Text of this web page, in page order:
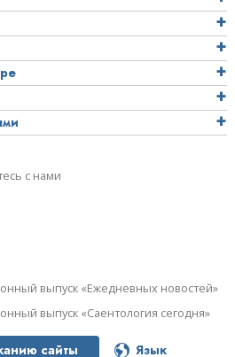
с нами
выпуск «Ежедневных новостей»
выпуск «Саентология сегодня»
сайты Язык